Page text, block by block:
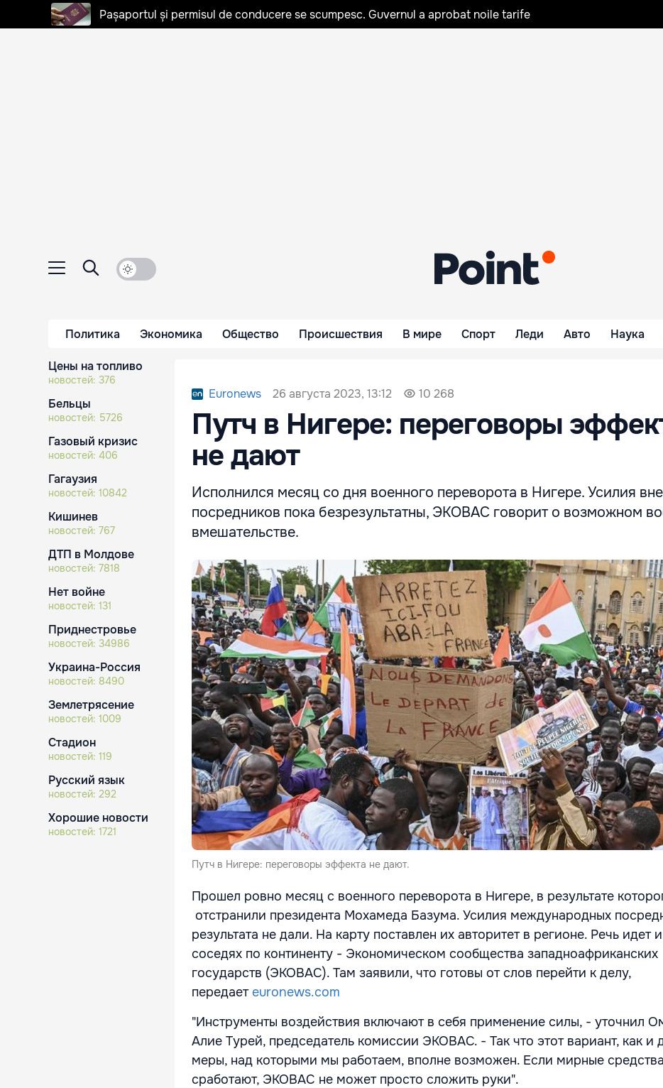
Pașaportul și permisul de conducere se scumpesc. Guvernul a aprobat noile tarife
Политика Экономика Общество Происшествия В мире Спорт Леди Авто Наука
Цены на топливо
новостей: 376
Бельцы
новостей: 5726
Газовый кризис
новостей: 406
Гагаузия
новостей: 10842
Кишинев
новостей: 767
ДТП в Молдове
новостей: 7818
Нет войне
новостей: 131
Приднестровье
новостей: 34986
Украина-Россия
новостей: 8490
Землетрясение
новостей: 1009
Стадион
новостей: 119
Русский язык
новостей: 292
Хорошие новости
новостей: 1721
Euronews 26 августа 2023, 13:12 10 268
Путч в Нигере: переговоры
не дают
Исполнился месяц со дня военного переворота в Нигере. Усилия
посредников пока безрезультатны, ЭКОВАС говорит о возможном
вмешательстве.
Путч в Нигере: переговоры эффекта не дают.
Прошел ровно месяц с военного переворота в Нигере, в результате
отстранили президента Мохамеда Базума. Усилия международных
результата не дали. На карту поставлен их авторитет в регионе. Речь идет
соседях по континенту - Экономическом сообщества западноафриканских
государств (ЭКОВАС). Там заявили, что готовы от слов перейти к делу,
передаетeuronews.com
"Инструменты воздействия включают в себя применение силы, - уточнил
Алие Турей, председатель комиссии ЭКОВАС. - Так что этот вариант, как и
меры, над которыми мы работаем, вполне возможен. Если мирные
сработают, ЭКОВАС не может просто сложить руки".